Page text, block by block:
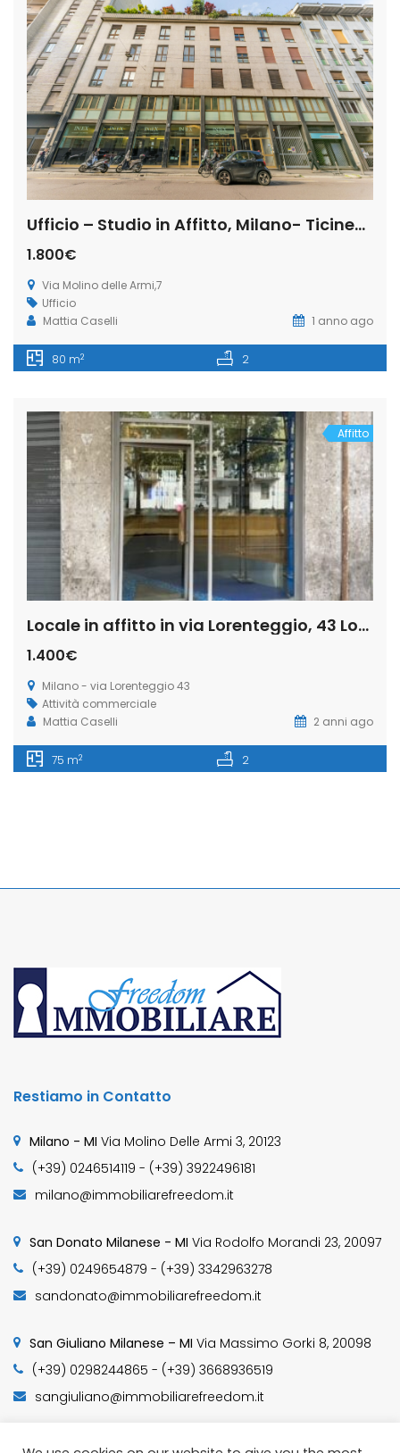
Ufficio – Studio in Affitto, Milano- Ticinese-via Molino delle Armi,7 (Rif. IFM180)
1.800€
Via Molino delle Armi,7
Ufficio
Mattia Caselli
1 anno ago
80 m2 2
Affitto
Locale in affitto in via Lorenteggio, 43 Lorenteggio – Giambellino, Milano (Rif. IFM188)
1.400€
Milano - via Lorenteggio 43
Attività commerciale
Mattia Caselli
2 anni ago
75 m2 2
Restiamo in Contatto
Milano - MI Via Molino Delle Armi 3, 20123
(+39) 0246514119 - (+39) 3922496181
milano@immobiliarefreedom.it
San Donato Milanese - MI Via Rodolfo Morandi 23, 20097
(+39) 0249654879 - (+39) 3342963278
sandonato@immobiliarefreedom.it
San Giuliano Milanese – MI Via Massimo Gorki 8, 20098
(+39) 0298244865 - (+39) 3668936519
sangiuliano@immobiliarefreedom.it